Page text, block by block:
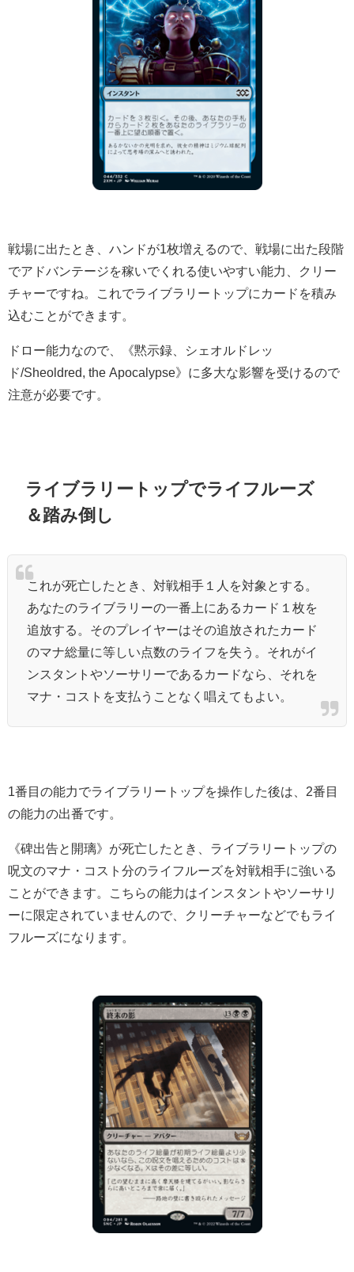
戦場に出たとき、ハンドが1枚増えるので、戦場に出た段階
でアドバンテージを稼いでくれる使いやすい能力、クリー
チャーですね。これでライブラリートップにカードを積み
込むことができます。
ドロー能力なので、《黙示録、シェオルドレッ
ド/Sheoldred, the Apocalypse》に多大な影響を受けるので
注意が必要です。
ライブラリートップでライフルーズ
＆踏み倒し
これが死亡したとき、対戦相手１人を対象とする。
あなたのライブラリーの一番上にあるカード１枚を
追放する。そのプレイヤーはその追放されたカード
のマナ総量に等しい点数のライフを失う。それがイ
ンスタントやソーサリーであるカードなら、それを
マナ・コストを支払うことなく唱えてもよい。
1番目の能力でライブラリートップを操作した後は、2番目
の能力の出番です。
《碑出告と開璃》が死亡したとき、ライブラリートップの
呪文のマナ・コスト分のライフルーズを対戦相手に強いる
ことができます。こちらの能力はインスタントやソーサリ
ーに限定されていませんので、クリーチャーなどでもライ
フルーズになります。